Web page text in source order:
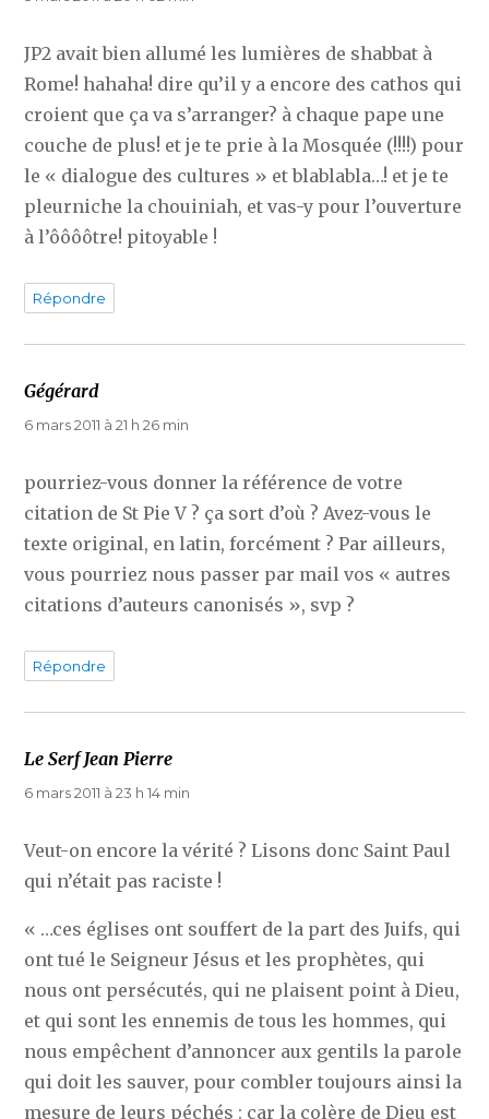
JP2 avait bien allumé les lumières de shabbat à
Rome! hahaha! dire qu’il y a encore des cathos qui
croient que ça va s’arranger? à chaque pape une
couche de plus! et je te prie à la Mosquée (!!!!) pour
le « dialogue des cultures » et blablabla…! et je te
pleurniche la chouiniah, et vas-y pour l’ouverture
à l’ôôôôtre! pitoyable !
Répondre
Gégérard
6 mars 2011 à 21 h 26 min
pourriez-vous donner la référence de votre
citation de St Pie V ? ça sort d’où ? Avez-vous le
texte original, en latin, forcément ? Par ailleurs,
vous pourriez nous passer par mail vos « autres
citations d’auteurs canonisés », svp ?
Répondre
Le Serf Jean Pierre
6 mars 2011 à 23 h 14 min
Veut-on encore la vérité ? Lisons donc Saint Paul
qui n’était pas raciste !
« …ces églises ont souffert de la part des Juifs, qui
ont tué le Seigneur Jésus et les prophètes, qui
nous ont persécutés, qui ne plaisent point à Dieu,
et qui sont les ennemis de tous les hommes, qui
nous empêchent d’annoncer aux gentils la parole
qui doit les sauver, pour combler toujours ainsi la
mesure de leurs péchés : car la colère de Dieu est